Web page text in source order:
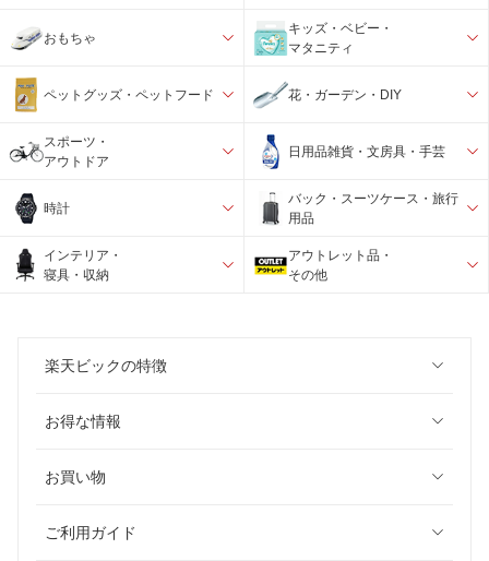
おもちゃ
キッズ・ベビー・
マタニティ
ペットグッズ・ペットフード 花・ガーデン・DIY
スポーツ・
アウトドア
日用品雑貨・文房具・手芸
時計
バック・スーツケース・旅行
用品
インテリア・
寝具・収納
アウトレット品・
その他
楽天ビックの特徴
お得な情報
お買い物
ご利用ガイド